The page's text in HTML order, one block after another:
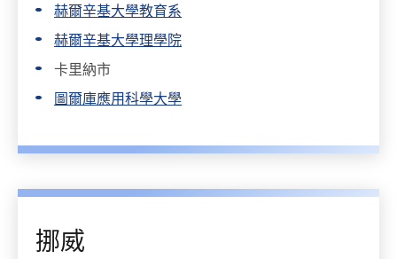
赫爾辛基大學教育系
赫爾辛基大學理學院
卡里納市
圖爾庫應用科學大學
挪威